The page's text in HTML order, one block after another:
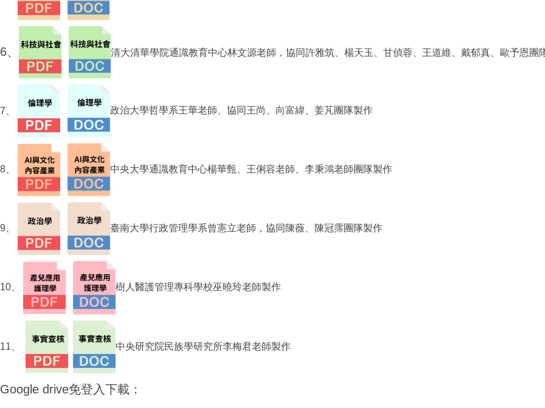
6、 清大清華學院通識教育中心林文源老師 ， 協同許雅筑、楊天玉、甘偵蓉、王道維、戴郁真、歐予恩團
7、 政治大學哲學系王華老師、 協同 王尚、向富緯、姜芃團隊製作
8、 中央大學通識教育中心楊華甄、 王俐容老師、李秉鴻老師團隊製作
9、 臺南大學行政管理學系曾憲立老師，協同陳薇、陳冠霈團隊製作
10、 樹人醫護管理專科學校巫曉玲老師製作
11、 中央研究院民族學研究所李梅君老師製作
Google drive免登入下載：